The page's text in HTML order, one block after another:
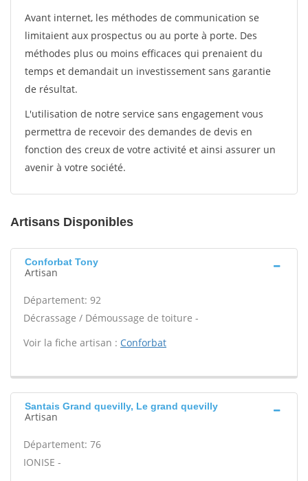
Avant internet, les méthodes de communication se
limitaient aux prospectus ou au porte à porte. Des
méthodes plus ou moins efficaces qui prenaient du
temps et demandait un investissement sans garantie
de résultat.
L'utilisation de notre service sans engagement vous
permettra de recevoir des demandes de devis en
fonction des creux de votre activité et ainsi assurer un
avenir à votre société.
Artisans Disponibles
Conforbat Tony
Artisan
Département: 92
Décrassage / Démoussage de toiture -
Voir la fiche artisan : Conforbat
Santais Grand quevilly, Le grand quevilly
Artisan
Département: 76
IONISE -